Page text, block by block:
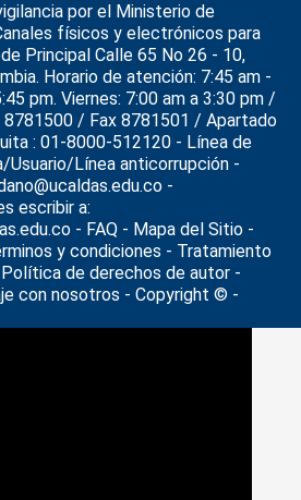
por el Ministerio de
físicos y electrónicos para
Principal Calle 65 No 26 - 10,
Horario de atención: 7:45 am -
pm. Viernes: 7:00 am a 3:30 pm /
/ Fax 8781501 / Apartado
: 01-8000-512120 - Línea de
Usuario/Línea anticorrupción -
-
escribir a:
- FAQ - Mapa del Sitio -
y condiciones - Tratamiento
de derechos de autor -
con nosotros - Copyright © -